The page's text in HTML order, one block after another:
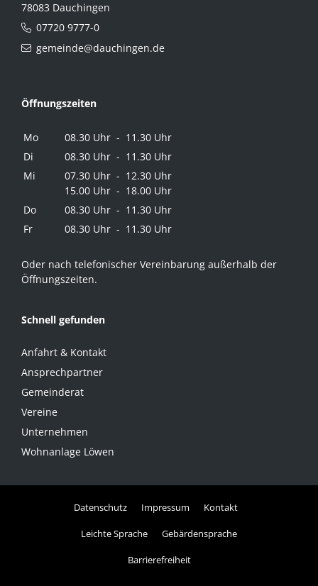
78083 Dauchingen
07720 9777-0
gemeinde@dauchingen.de
Öffnungszeiten
Mo
08.30 Uhr - 11.30 Uhr
Di
08.30 Uhr - 11.30 Uhr
Mi
07.30 Uhr - 12.30 Uhr
15.00 Uhr - 18.00 Uhr
Do
08.30 Uhr - 11.30 Uhr
Fr
08.30 Uhr - 11.30 Uhr
Oder nach telefonischer Vereinbarung außerhalb der
Öffnungszeiten.
Schnell gefunden
Anfahrt & Kontakt
Ansprechpartner
Gemeinderat
Vereine
Unternehmen
Wohnanlage Löwen
Datenschutz Impressum Kontakt
Leichte Sprache Gebärdensprache
Barrierefreiheit